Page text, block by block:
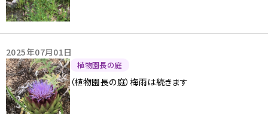
2025年07月01日
植物園長の庭
（植物園長の庭）梅雨は続きます